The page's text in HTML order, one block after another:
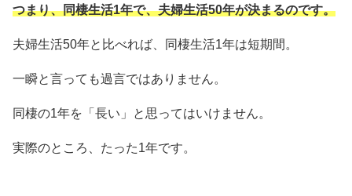
つまり、同棲生活1年で、夫婦生活50年が決まるのです。
夫婦生活50年と比べれば、同棲生活1年は短期間。
一瞬と言っても過言ではありません。
同棲の1年を「長い」と思ってはいけません。
実際のところ、たった1年です。